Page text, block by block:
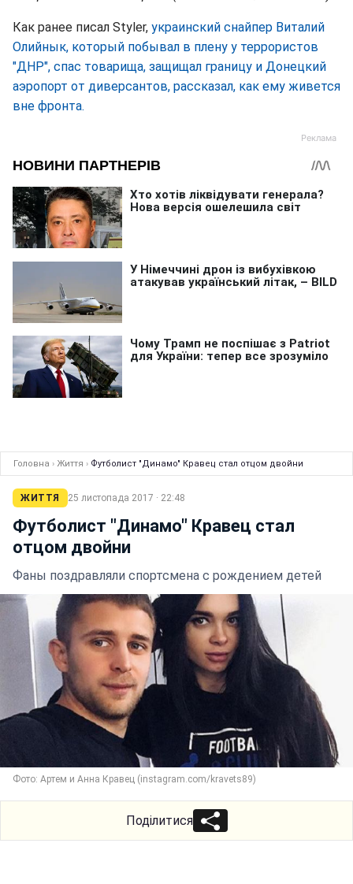
Как ранее писал Styler, украинский снайпер Виталий
Олийнык, который побывал в плену у террористов
"ДНР", спас товарища, защищал границу и Донецкий
аэропорт от диверсантов, рассказал, как ему живется
вне фронта.
Головна › Життя › Футболист "Динамо" Кравец стал отцом двойни
ЖИТТЯ 25 листопада 2017 · 22:48
Футболист "Динамо" Кравец стал
отцом двойни
Фаны поздравляли спортсмена с рождением детей
Фото: Артем и Анна Кравец (instagram.com/kravets89)
Поділитися